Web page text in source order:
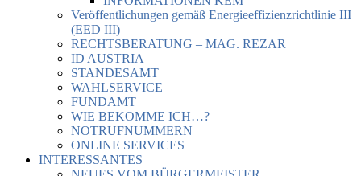
Veröffentlichungen gemäß Energieeffizienzrichtlinie III
(EED III)
RECHTSBERATUNG – MAG. REZAR
ID AUSTRIA
STANDESAMT
WAHLSERVICE
FUNDAMT
WIE BEKOMME ICH…?
NOTRUFNUMMERN
ONLINE SERVICES
INTERESSANTES